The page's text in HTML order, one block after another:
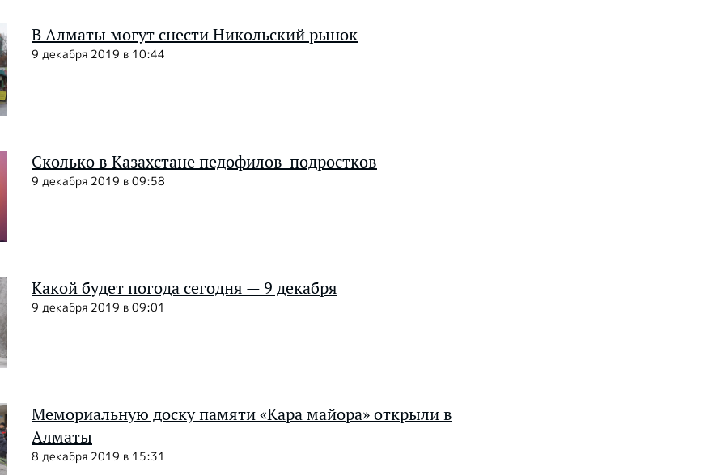
В Алматы могут снести Никольский рынок
9 декабря 2019 в 10:44
Сколько в Казахстане педофилов-подростков
9 декабря 2019 в 09:58
Какой будет погода сегодня — 9 декабря
9 декабря 2019 в 09:01
Мемориальную доску памяти «Кара майора» открыли в
Алматы
8 декабря 2019 в 15:31